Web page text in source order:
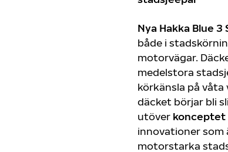
Nya Hakka Blue 3
både i
motorvägar.
medelstora
körkänsla på våta
däcket börjar bli
utöver konceptet
innovationer som
motorstarka